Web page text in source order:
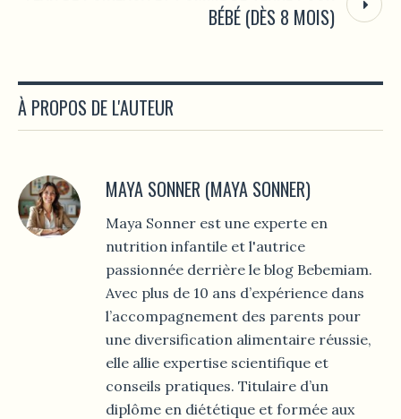
BÉBÉ (DÈS 8 MOIS)
À PROPOS DE L'AUTEUR
MAYA SONNER (MAYA SONNER)
Maya Sonner est une experte en
nutrition infantile et l'autrice
passionnée derrière le blog Bebemiam.
Avec plus de 10 ans d’expérience dans
l’accompagnement des parents pour
une diversification alimentaire réussie,
elle allie expertise scientifique et
conseils pratiques. Titulaire d’un
diplôme en diététique et formée aux